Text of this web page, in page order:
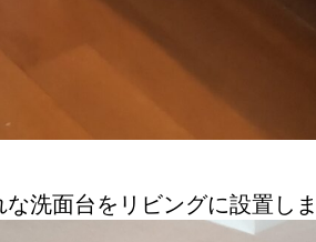
な洗面台をリビングに設置し